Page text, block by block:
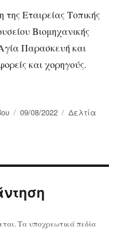
της Εταιρείας Τοπικής
Βιομηχανικής
Παρασκευή και
και χορηγούς.
Δημοσιεύτηκε
09/08/2022 Κατηγορίες
Δελτία
Τα υποχρεωτικά πεδία